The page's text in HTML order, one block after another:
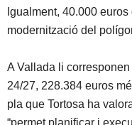
Igualment, 40.000 euros
modernització del
A Vallada li
24/27, 228.384 euros
pla que Tortosa ha
“permet planificar i